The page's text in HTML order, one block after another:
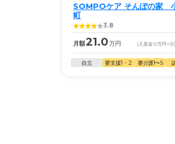
SOMPOケア そんぽの家
町
3.8
月額21.0万円 (入居金0万円 +
自立 要支援1・2 要介護1〜5